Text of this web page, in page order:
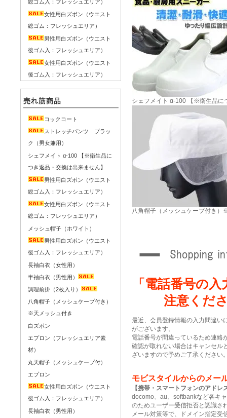
シェフメイト α-100 【※衛生品に
八角帽子（メッシュケープ付き）
「電話番号の
注意くだ
最近、会員登録情報の入力間違い
がございます。
電話番号が間違っているため連絡
確認が取れない場合はキャンセル
ざいますので予めご了承ください
モビスタイルからのメー
【携帯・スマートフォンのアドレ
docomo、au、softbankなど各キ
のためユーザー受信拒否と認識さ
メール対策等で、ドメイン指定受
総ゴム入：フレッシュエリア）
女性用白ズボン（ウエスト
総ゴム：フレッシュエリア）
男性用白ズボン（ウエスト
後ゴム入：フレッシュエリア）
女性用白ズボン（ウエスト
後ゴム入：フレッシュエリア）
コックコート
ストレッチパンツ ブラッ
ク（男女兼用）
シェフメイト α-100 【※衛生品に
つき返品・交換は出来ません】
男性用白ズボン（ウエスト
総ゴム入：フレッシュエリア）
女性用白ズボン（ウエスト
総ゴム：フレッシュエリア）
メッシュ帽子（ホワイト）
男性用白ズボン（ウエスト
後ゴム入：フレッシュエリア）
長袖白衣（女性用）
半袖白衣（男性用）
調理前掛（2枚入り）
八角帽子（メッシュケープ付き）
※天メッシュ付き
白ズボン
エプロン（フレッシュエリア素
材）
丸天帽子（メッシュケープ付）
エプロン
女性用白ズボン（ウエスト
後ゴム入：フレッシュエリア）
長袖白衣（男性用）